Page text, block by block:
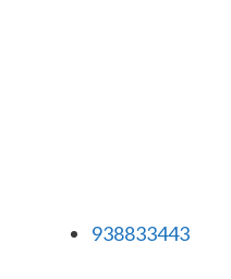
938833443